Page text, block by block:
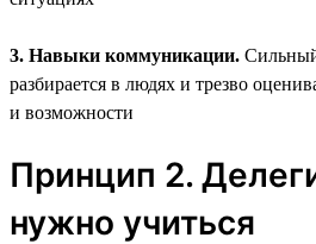
3. Навыки коммуникации.
разбирается в людях и трезво
и возможности
Принцип 2.
нужно учиться